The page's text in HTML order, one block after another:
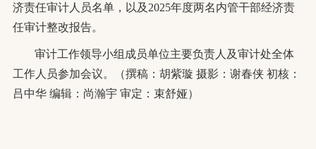
济责任审计人员名单，以及2025年度两名内管干部经济责
任审计整改报告。
审计工作领导小组成员单位主要负责人及审计处全体
工作人员参加会议。（撰稿：胡紫璇 摄影：谢春侠 初核：
吕中华 编辑：尚瀚宇 审定：束舒娅）